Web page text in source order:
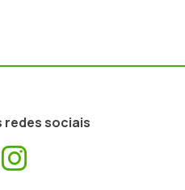
redes sociais
Facebook